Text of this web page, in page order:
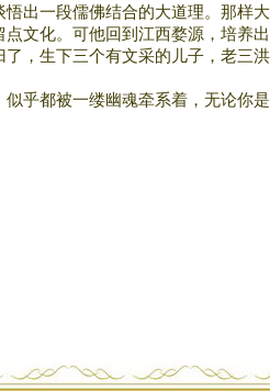
悟出一段儒佛结合的大道理。那样
点文化。可他回到江西婺源，培养
了，生下三个有文采的儿子，老三
似乎都被一缕幽魂牵系着，无论你